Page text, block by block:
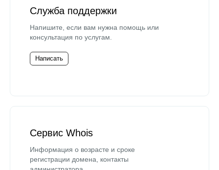
Служба поддержки
Напишите, если вам нужна помощь или
консультация по услугам.
Написать
Сервис Whois
Информация о возрасте и сроке
регистрации домена, контакты